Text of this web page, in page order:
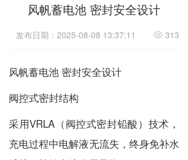
n
风帆蓄电池 ‌密封安全设计‌
发布日期：2025-08-08 13:37:11 313
风帆蓄电池 ‌密封安全设计‌
‌阀控式密封结构‌
采用VRLA（阀控式密封铅酸）技术，
充电过程中电解液无流失，终身免补水